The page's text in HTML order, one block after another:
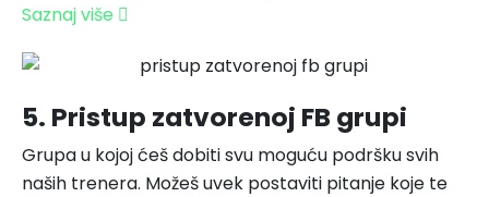
Saznaj više
5. Pristup zatvorenoj FB grupi
Grupa u kojoj ćeš dobiti svu moguću podršku svih
naših trenera. Možeš uvek postaviti pitanje koje te